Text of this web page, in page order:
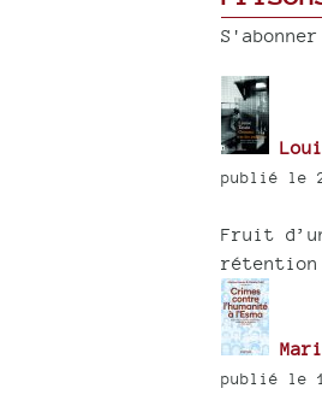
publié le
Fruit
rétention
publié le